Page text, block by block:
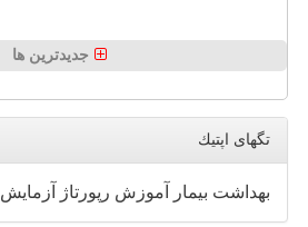
جدیدترین ها
تگهای اپتیك
بهداشت بیمار آموزش رپورتاژ آزمایش